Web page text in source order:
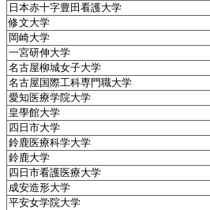
日本赤十字豊田看護大学
修文大学
岡崎大学
一宮研伸大学
名古屋柳城女子大学
名古屋国際工科専門職大学
愛知医療学院大学
皇學館大学
四日市大学
鈴鹿医療科学大学
鈴鹿大学
四日市看護医療大学
成安造形大学
平安女学院大学